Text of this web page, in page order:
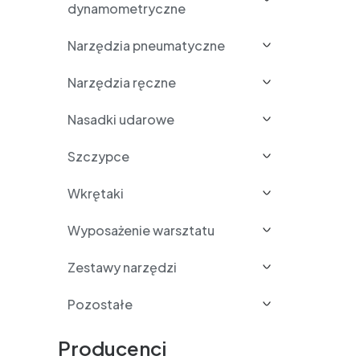
dynamometryczne
Narzędzia pneumatyczne
Narzędzia ręczne
Nasadki udarowe
Szczypce
Wkrętaki
Wyposażenie warsztatu
Zestawy narzędzi
Pozostałe
Producenci